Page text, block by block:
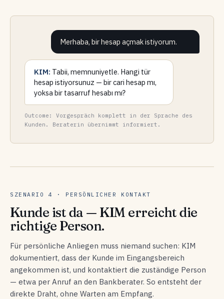
Merhaba, bir hesap açmak istiyorum.
KIM: Tabii, memnuniyetle. Hangi tür
hesap istiyorsunuz — bir cari hesap mı,
yoksa bir tasarruf hesabı mı?
Outcome: Vorgespräch komplett in der Sprache des
Kunden. Beraterin übernimmt informiert.
SZENARIO 4 · PERSÖNLICHER KONTAKT
Kunde ist da — KIM erreicht die
richtige Person.
Für persönliche Anliegen muss niemand suchen: KIM
dokumentiert, dass der Kunde im Eingangsbereich
angekommen ist, und kontaktiert die zuständige Person
— etwa per Anruf an den Bankberater. So entsteht der
direkte Draht, ohne Warten am Empfang.